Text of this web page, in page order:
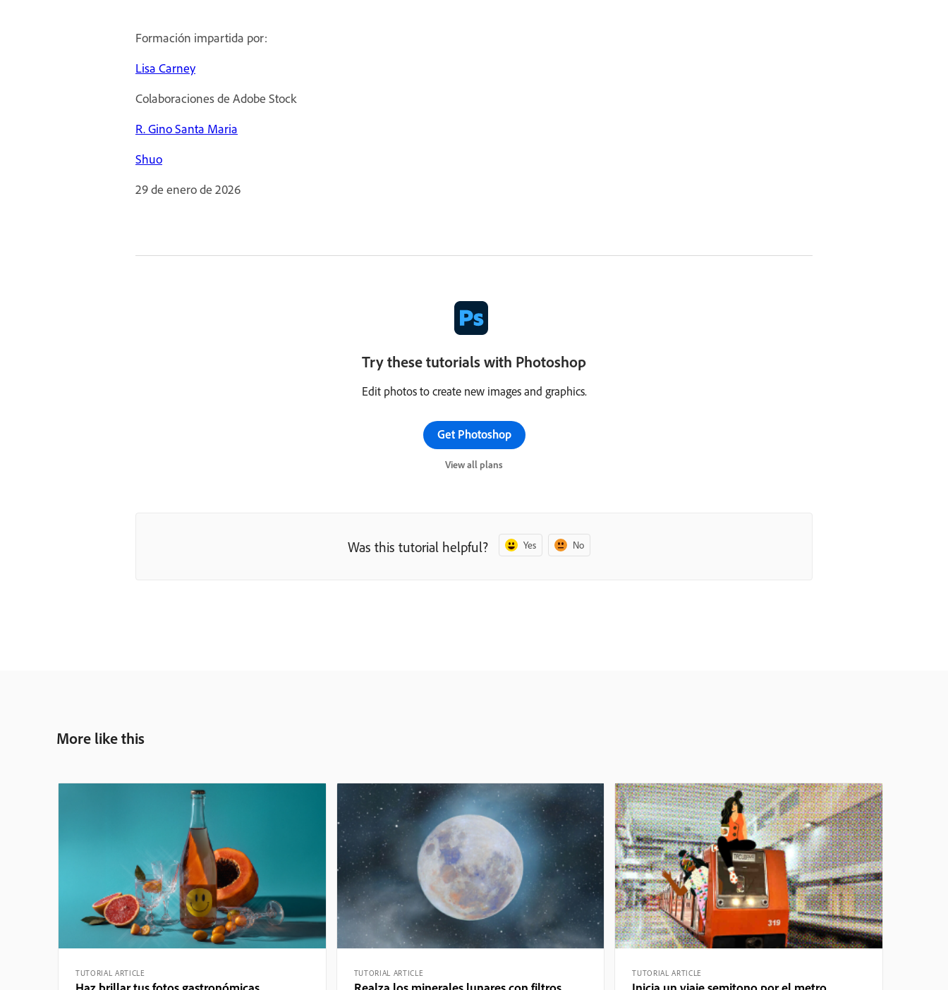
Formación impartida por:
Lisa Carney
Colaboraciones de Adobe Stock
R. Gino Santa Maria
Shuo
29 de enero de 2026
Try these tutorials with Photoshop
Edit photos to create new images and graphics.
Get Photoshop
View all plans
Was this tutorial helpful? Yes No
More like this
TUTORIAL ARTICLE TUTORIAL ARTICLE TUTORIAL ARTICLE